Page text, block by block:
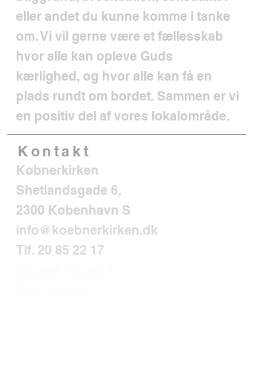
eller andet du kunne komme i tanke
om. Vi vil gerne være et fællesskab
hvor alle kan opleve Guds
kærlighed, og hvor alle kan få en
plads rundt om bordet. Sammen er vi
en positiv del af vores lokalområde.
Kontakt
Købnerkirken
Shetlandsgade 6,
2300 København S
info@koebnerkirken.dk
Tlf. 20 85 22 17